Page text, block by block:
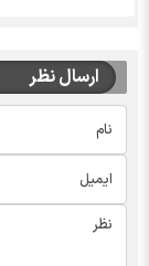
ارسال نظر